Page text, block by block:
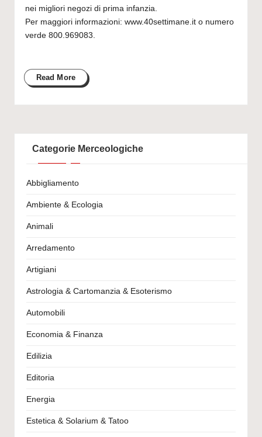
nei migliori negozi di prima infanzia.
Per maggiori informazioni: www.40settimane.ito numero
verde 800.969083.
Read More
Categorie Merceologiche
Abbigliamento
Ambiente & Ecologia
Animali
Arredamento
Artigiani
Astrologia & Cartomanzia & Esoterismo
Automobili
Economia & Finanza
Edilizia
Editoria
Energia
Estetica & Solarium & Tatoo